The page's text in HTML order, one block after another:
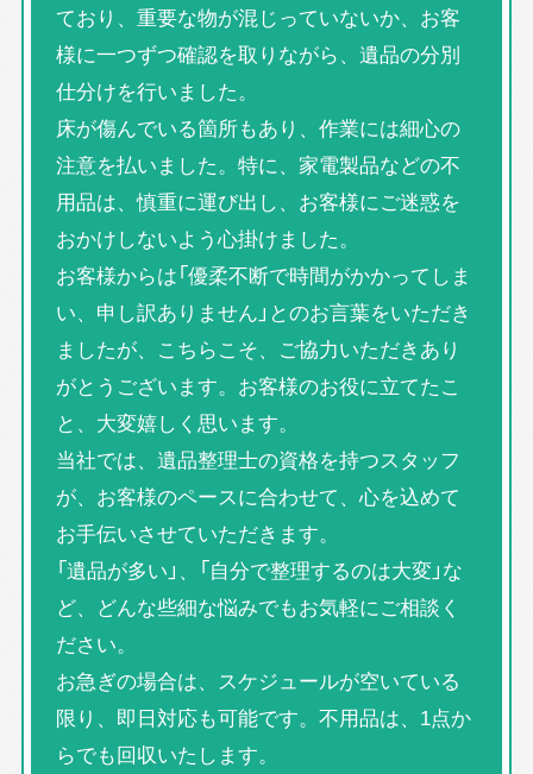
ており、重要な物が混じっていないか、お客
様に一つずつ確認を取りながら、遺品の分別
仕分けを行いました。
床が傷んでいる箇所もあり、作業には細心の
注意を払いました。特に、家電製品などの不
用品は、慎重に運び出し、お客様にご迷惑を
おかけしないよう心掛けました。
お客様からは「優柔不断で時間がかかってしま
い、申し訳ありません」とのお言葉をいただき
ましたが、こちらこそ、ご協力いただきあり
がとうございます。お客様のお役に立てたこ
と、大変嬉しく思います。
当社では、遺品整理士の資格を持つスタッフ
が、お客様のペースに合わせて、心を込めて
お手伝いさせていただきます。
「遺品が多い」、「自分で整理するのは大変」な
ど、どんな些細な悩みでもお気軽にご相談く
ださい。
お急ぎの場合は、スケジュールが空いている
限り、即日対応も可能です。不用品は、1点か
らでも回収いたします。